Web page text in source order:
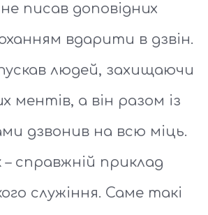
писав доповідних
вдарити в дзвін.
людей, захищаючи
ментів, а він разом із
дзвонив на всю міць.
– справжній приклад
служіння. Саме такі